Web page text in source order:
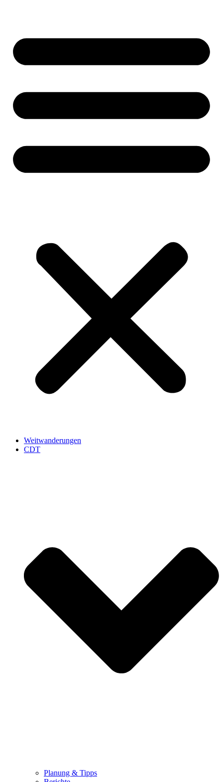
Weitwanderungen
CDT
Planung & Tipps